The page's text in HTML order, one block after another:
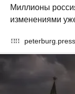
Миллионы
изменениями
peterburg.press